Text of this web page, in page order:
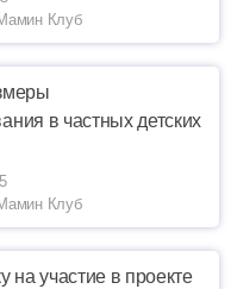
Клуб
в частных детских
Клуб
на участие в проекте